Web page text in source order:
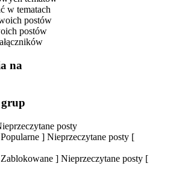
w tematach
postów
postów
na
posty
] Nieprzeczytane posty [
] Nieprzeczytane posty [